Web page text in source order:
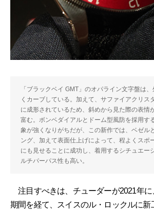
「ブラックベイ GMT」のオパライン文字盤は
くカーブしている。加えて、サファイアクリス
に成形されているため、斜めから見た際の表情
富む。ボンベダイアルとドーム型風防を採用す
象が強くなりがちだが、この新作では、ベゼル
ング、加えて表面仕上げによって、程よくスポ
にも見せることに成功し、着用するシチュエー
ルチパーパス性も高い。
注目すべきは、チューダーが2021年に
期間を経て、スイスのル・ロックルに新